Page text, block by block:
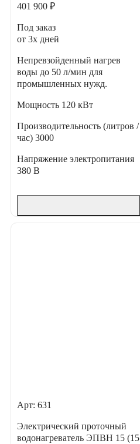
401 900 ₽
Под заказ
от 3х дней
Непревзойденный нагрев
воды до 50 л/мин для
промышленных нужд.
Мощность 120 кВт
Производительность (литров /
час) 3000
Напряжение электропитания
380 В
Арт: 631
Электрический проточный
водонагреватель ЭПВН 15 (15